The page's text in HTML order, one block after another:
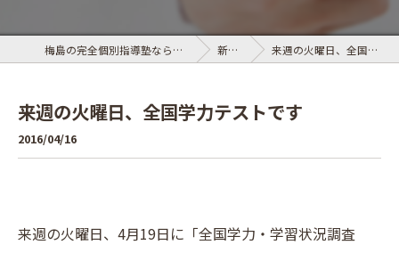
梅島の完全個別指導塾なら英才個別学院 梅島校 新着情報 来週の火曜日、全国学力テストです
来週の火曜日、全国学力テストです
2016/04/16
来週の火曜日、4月19日に「全国学力・学習状況調査